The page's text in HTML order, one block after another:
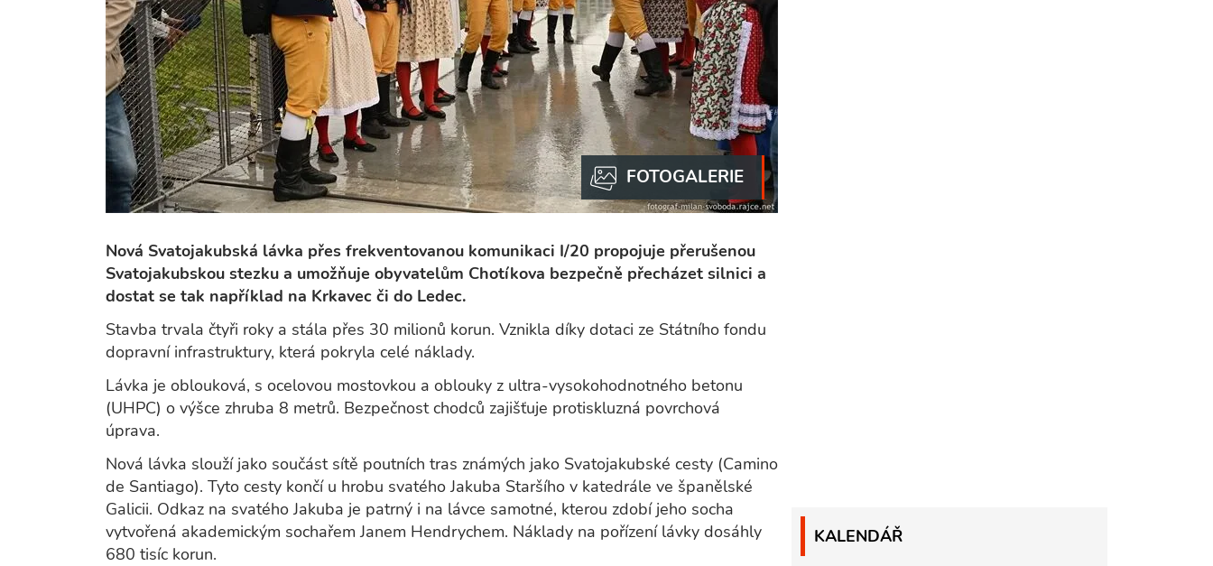
Nová Svatojakubská lávka přes frekventovanou komunikaci I/20 propojuje přerušenou
Svatojakubskou stezku a umožňuje obyvatelům Chotíkova bezpečně přecházet silnici a
dostat se tak například na Krkavec či do Ledec.
Stavba trvala čtyři roky a stála přes 30 milionů korun. Vznikla díky dotaci ze Státního fondu
dopravní infrastruktury, která pokryla celé náklady.
Lávka je oblouková, s ocelovou mostovkou a oblouky z ultra-vysokohodnotného betonu
(UHPC) o výšce zhruba 8 metrů. Bezpečnost chodců zajišťuje protiskluzná povrchová
úprava.
Nová lávka slouží jako součást sítě poutních tras známých jako Svatojakubské cesty (Camino
de Santiago). Tyto cesty končí u hrobu svatého Jakuba Staršího v katedrále ve španělské
Galicii. Odkaz na svatého Jakuba je patrný i na lávce samotné, kterou zdobí jeho socha
vytvořená akademickým sochařem Janem Hendrychem. Náklady na pořízení lávky dosáhly
680 tisíc korun.
KALENDÁŘ